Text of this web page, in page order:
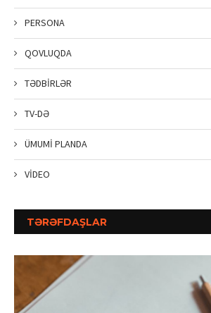
PERSONA
QOVLUQDA
TƏDBİRLƏR
TV-DƏ
ÜMUMİ PLANDA
VİDEO
TƏRƏFDAŞLAR